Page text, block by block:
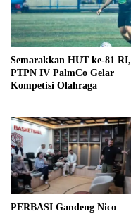
Semarakkan HUT ke-81 RI,
PTPN IV PalmCo Gelar
Kompetisi Olahraga
PERBASI Gandeng Nico